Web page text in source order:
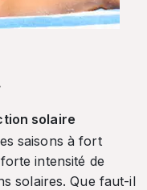
solaire
saisons à fort
intensité de
solaires. Que faut-il